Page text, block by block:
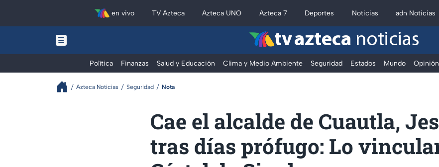
en vivo TV Azteca Azteca UNO Azteca 7 Deportes Noticias adn Noticias
tv azteca noticias
Política Finanzas Salud y Educación Clima y Medio Ambiente Seguridad Estados Mundo Opinión
Azteca Noticias Seguridad Nota
Cae el alcalde de Cuautla,
tras días prófugo: Lo